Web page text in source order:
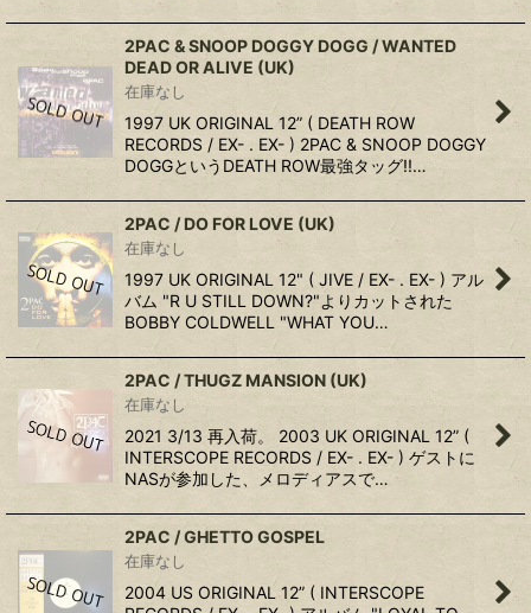
2PAC & SNOOP DOGGY DOGG / WANTED
DEAD OR ALIVE (UK)
在庫なし
1997 UK ORIGINAL 12” ( DEATH ROW
RECORDS / EX- . EX- ) 2PAC & SNOOP DOGGY
DOGGというDEATH ROW最強タッグ!!…
2PAC / DO FOR LOVE (UK)
在庫なし
1997 UK ORIGINAL 12" ( JIVE / EX- . EX- ) アル
バム "R U STILL DOWN?"よりカットされた
BOBBY COLDWELL "WHAT YOU…
2PAC / THUGZ MANSION (UK)
在庫なし
2021 3/13 再入荷。 2003 UK ORIGINAL 12” (
INTERSCOPE RECORDS / EX- . EX- ) ゲストに
NASが参加した、メロディアスで…
2PAC / GHETTO GOSPEL
在庫なし
2004 US ORIGINAL 12” ( INTERSCOPE